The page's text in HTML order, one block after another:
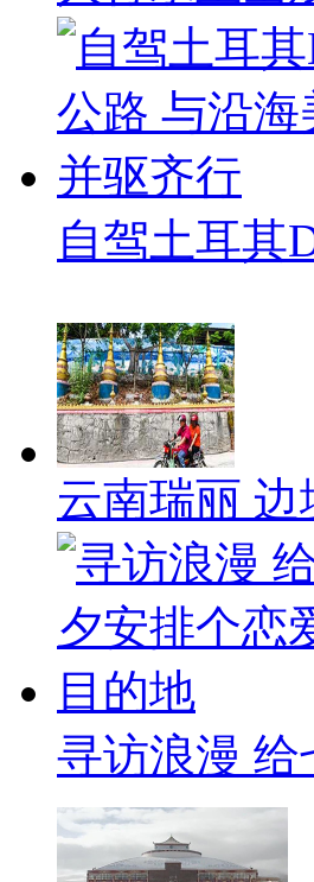
自驾土耳其
云南瑞丽
寻访浪漫